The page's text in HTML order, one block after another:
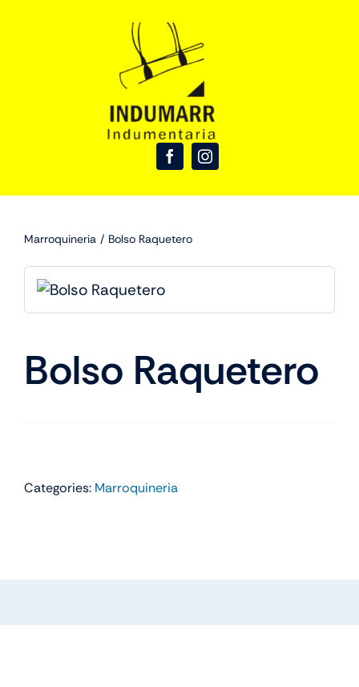
Marroquineria Bolso Raquetero
Bolso Raquetero
Categories: Marroquineria